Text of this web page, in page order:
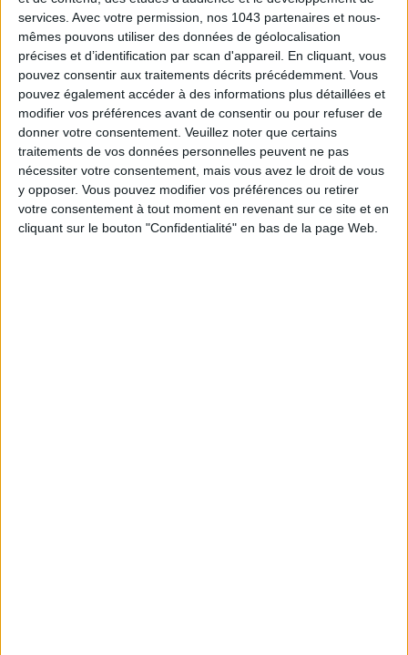
services. Avec votre permission, nos 1043 partenaires et nous-
mêmes pouvons utiliser des données de géolocalisation
précises et d’identification par scan d'appareil. En cliquant, vous
pouvez consentir aux traitements décrits précédemment. Vous
pouvez également accéder à des informations plus détaillées et
modifier vos préférences avant de consentir ou pour refuser de
donner votre consentement. Veuillez noter que certains
traitements de vos données personnelles peuvent ne pas
nécessiter votre consentement, mais vous avez le droit de vous
y opposer. Vous pouvez modifier vos préférences ou retirer
votre consentement à tout moment en revenant sur ce site et en
cliquant sur le bouton "Confidentialité" en bas de la page Web.
SPF 50 SUNSCREENS YOU'LL ACTUALLY WANT TO SLATHER ON